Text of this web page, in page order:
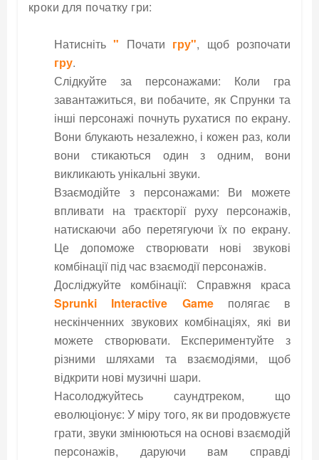
кроки для початку гри:
Натисніть" Почати гру", щоб розпочати
гру.
Слідкуйте за персонажами: Коли гра
завантажиться, ви побачите, як Спрунки та
інші персонажі почнуть рухатися по екрану.
Вони блукають незалежно, і кожен раз, коли
вони стикаються один з одним, вони
викликають унікальні звуки.
Взаємодійте з персонажами: Ви можете
впливати на траєкторії руху персонажів,
натискаючи або перетягуючи їх по екрану.
Це допоможе створювати нові звукові
комбінації під час взаємодії персонажів.
Досліджуйте комбінації: Справжня краса
Sprunki Interactive Gameполягає в
нескінченних звукових комбінаціях, які ви
можете створювати. Експериментуйте з
різними шляхами та взаємодіями, щоб
відкрити нові музичні шари.
Насолоджуйтесь саундтреком, що
еволюціонує: У міру того, як ви продовжуєте
грати, звуки змінюються на основі взаємодій
персонажів, даруючи вам справді